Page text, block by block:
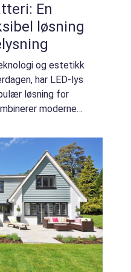
En
løsning
og estetikk
har LED-lys
løsning for
moderne